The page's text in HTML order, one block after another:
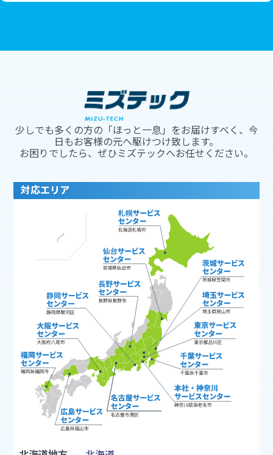
少しでも多くの方の「ほっと一息」をお届けすべく、今
日もお客様の元へ駆けつけ致します。
お困りでしたら、ぜひミズテックへお任せください。
対応エリア